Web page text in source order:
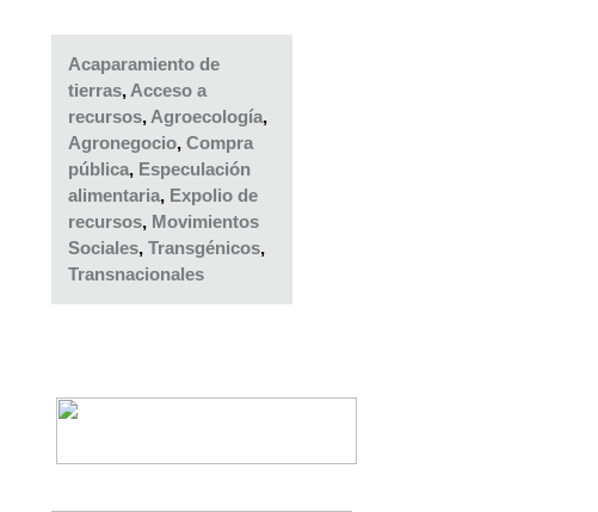
Acaparamiento de
tierras, Acceso a
recursos, Agroecología,
Agronegocio, Compra
pública, Especulación
alimentaria, Expolio de
recursos, Movimientos
Sociales, Transgénicos,
Transnacionales